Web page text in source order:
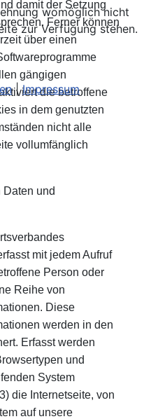
damit der Setzung
Ferner können
über einen
gängigen
die betroffene
in dem genutzten
nicht alle
vollumfänglich
und
mit jedem Aufruf
Person oder
Reihe von
Diese
werden in den
Erfasst werden
und
System
die Internetseite, von
auf unsere
womöglich nicht
zur Verfügung stehen.
|Impressum